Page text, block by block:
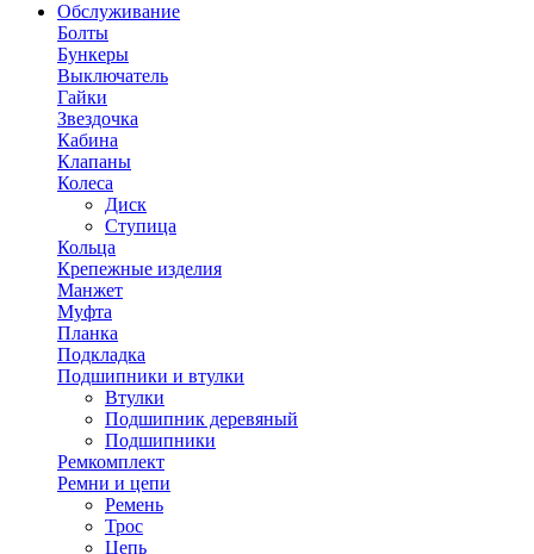
Обслуживание
Болты
Бункеры
Выключатель
Гайки
Звездочка
Кабина
Клапаны
Колеса
Диск
Ступица
Кольца
Крепежные изделия
Манжет
Муфта
Планка
Подкладка
Подшипники и втулки
Втулки
Подшипник деревяный
Подшипники
Ремкомплект
Ремни и цепи
Ремень
Трос
Цепь